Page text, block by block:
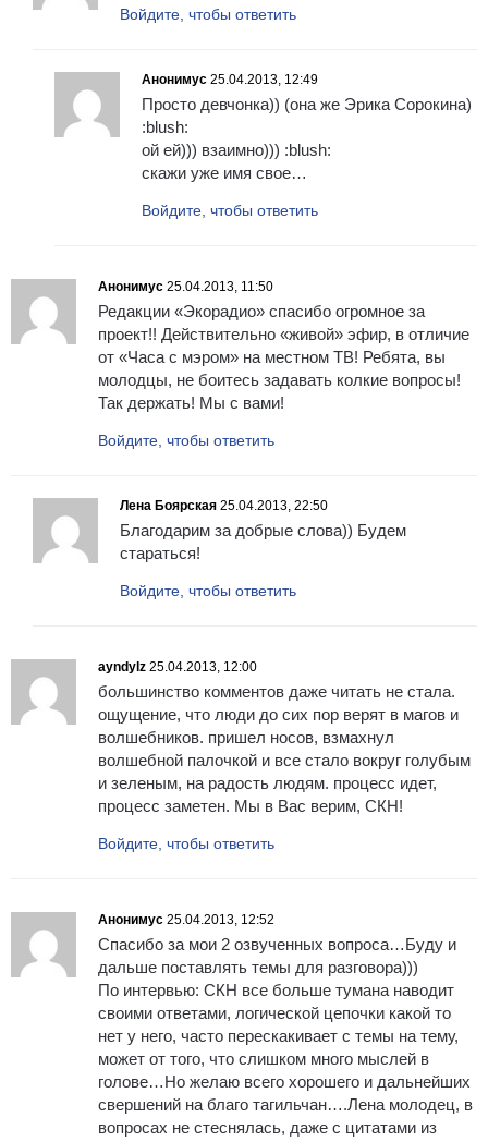
Войдите, чтобы ответить
Анонимус 25.04.2013, 12:49
Просто девчонка)) (она же Эрика Сорокина)
:blush:
ой ей))) взаимно))) :blush:
скажи уже имя свое…
Войдите, чтобы ответить
Анонимус 25.04.2013, 11:50
Редакции «Экорадио» спасибо огромное за
проект!! Действительно «живой» эфир, в отличие
от «Часа с мэром» на местном ТВ! Ребята, вы
молодцы, не боитесь задавать колкие вопросы!
Так держать! Мы с вами!
Войдите, чтобы ответить
Лена Боярская 25.04.2013, 22:50
Благодарим за добрые слова)) Будем
стараться!
Войдите, чтобы ответить
ayndylz 25.04.2013, 12:00
большинство комментов даже читать не стала.
ощущение, что люди до сих пор верят в магов и
волшебников. пришел носов, взмахнул
волшебной палочкой и все стало вокруг голубым
и зеленым, на радость людям. процесс идет,
процесс заметен. Мы в Вас верим, СКН!
Войдите, чтобы ответить
Анонимус 25.04.2013, 12:52
Спасибо за мои 2 озвученных вопроса…Буду и
дальше поставлять темы для разговора)))
По интервью: СКН все больше тумана наводит
своими ответами, логической цепочки какой то
нет у него, часто перескакивает с темы на тему,
может от того, что слишком много мыслей в
голове…Но желаю всего хорошего и дальнейших
свершений на благо тагильчан….Лена молодец, в
вопросах не стеснялась, даже с цитатами из